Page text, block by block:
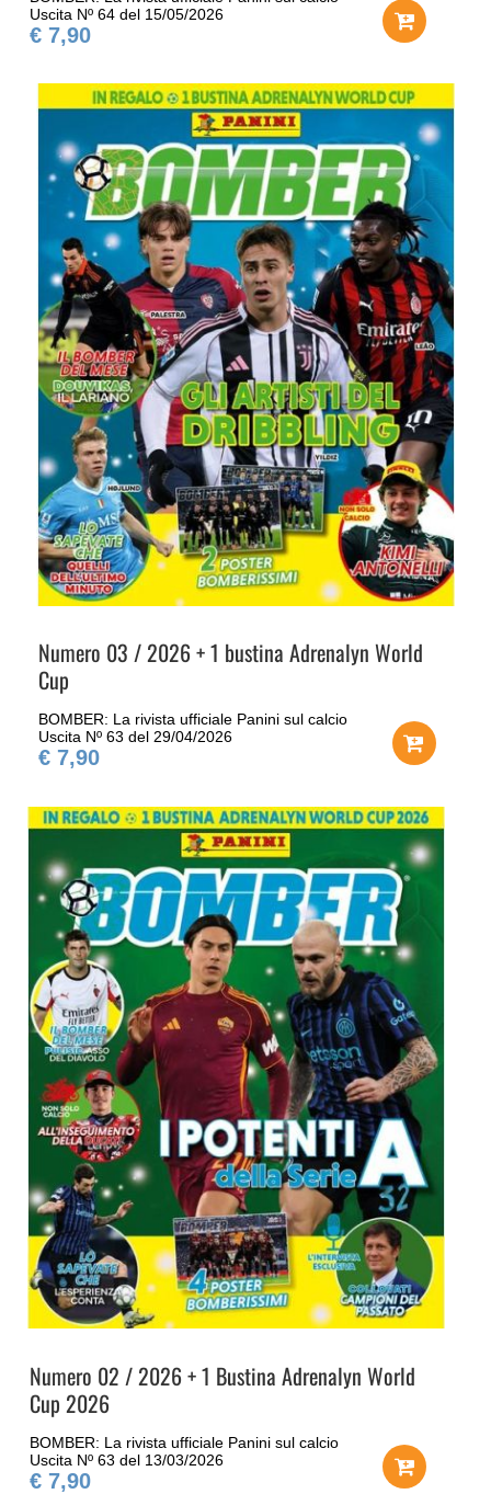
Uscita Nº 64 del 15/05/2026
€ 7,90
Numero 03 / 2026 + 1 bustina Adrenalyn World
Cup
BOMBER: La rivista ufficiale Panini sul calcio
Uscita Nº 63 del 29/04/2026
€ 7,90
Numero 02 / 2026 + 1 Bustina Adrenalyn World
Cup 2026
BOMBER: La rivista ufficiale Panini sul calcio
Uscita Nº 63 del 13/03/2026
€ 7,90